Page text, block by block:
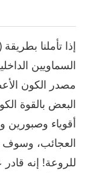
إذا تأملنا
السماويين
مصدر الكون
البعض بالقوة
أقوياء وصبورين
العجائب، وسوف
للروعة! إنه